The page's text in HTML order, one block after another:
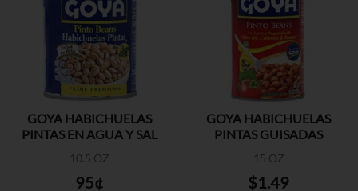
GOYA HABICHUELAS
PINTAS EN AGUA Y SAL
10.5 OZ
95¢
GOYA HABICHUELAS
PINTAS GUISADAS
15 OZ
$1.49